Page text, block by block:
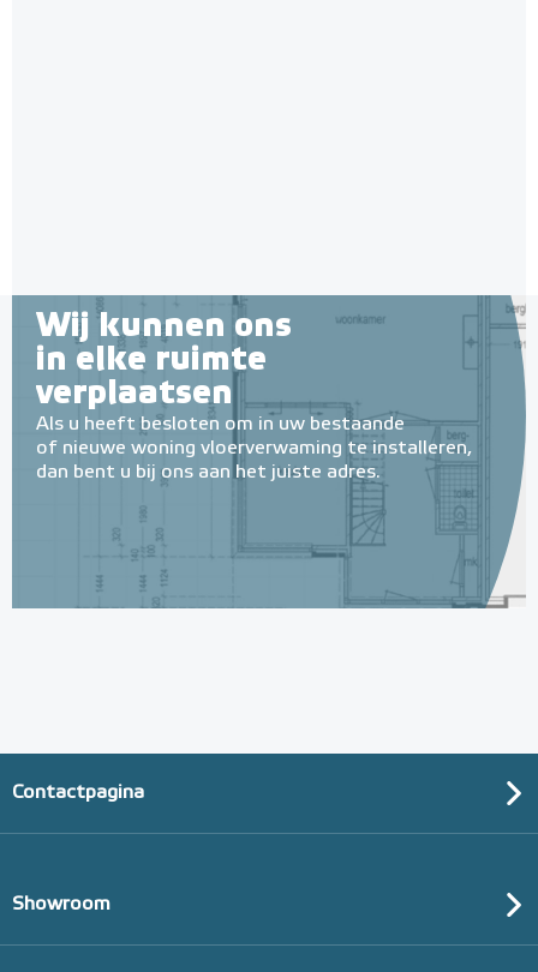
Wij kunnen ons
in elke ruimte
verplaatsen
Als u heeft besloten om in uw bestaande
of nieuwe woning vloerverwaming te installeren,
dan bent u bij ons aan het juiste adres.
Contactpagina
Showroom